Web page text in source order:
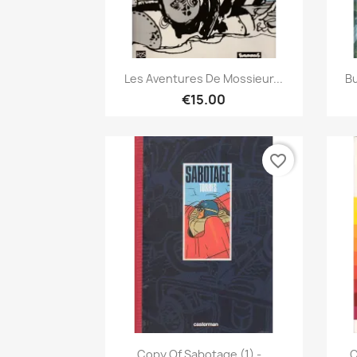
Quick view
Les Aventures De Mossieur...
€15.00
Quick view
Copy Of Sabotage (1) -...
favorite_border